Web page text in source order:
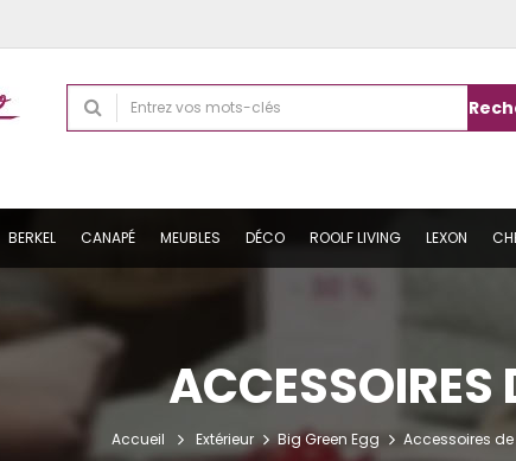
BERKEL CANAPÉ MEUBLES DÉCO ROOLF LIVING LEXON
ACCESSOIRES
Accueil Extérieur Big Green Egg Accessoires